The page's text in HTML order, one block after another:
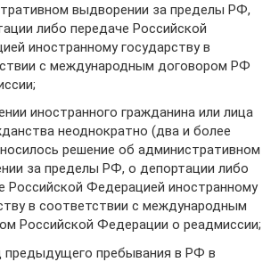
выдворении за пределы РФ,
либо передаче Российской
иностранному государству в
с международным договором РФ
иностранного гражданина или лица
неоднократно (два и более
решение об административном
за пределы РФ, о депортации либо
Российской Федерацией иностранному
в соответствии с международным
Российской Федерации о реадмиссии;
предыдущего пребывания в РФ в